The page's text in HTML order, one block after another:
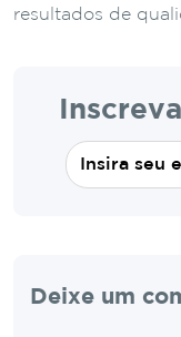
resultados de
Deixe um